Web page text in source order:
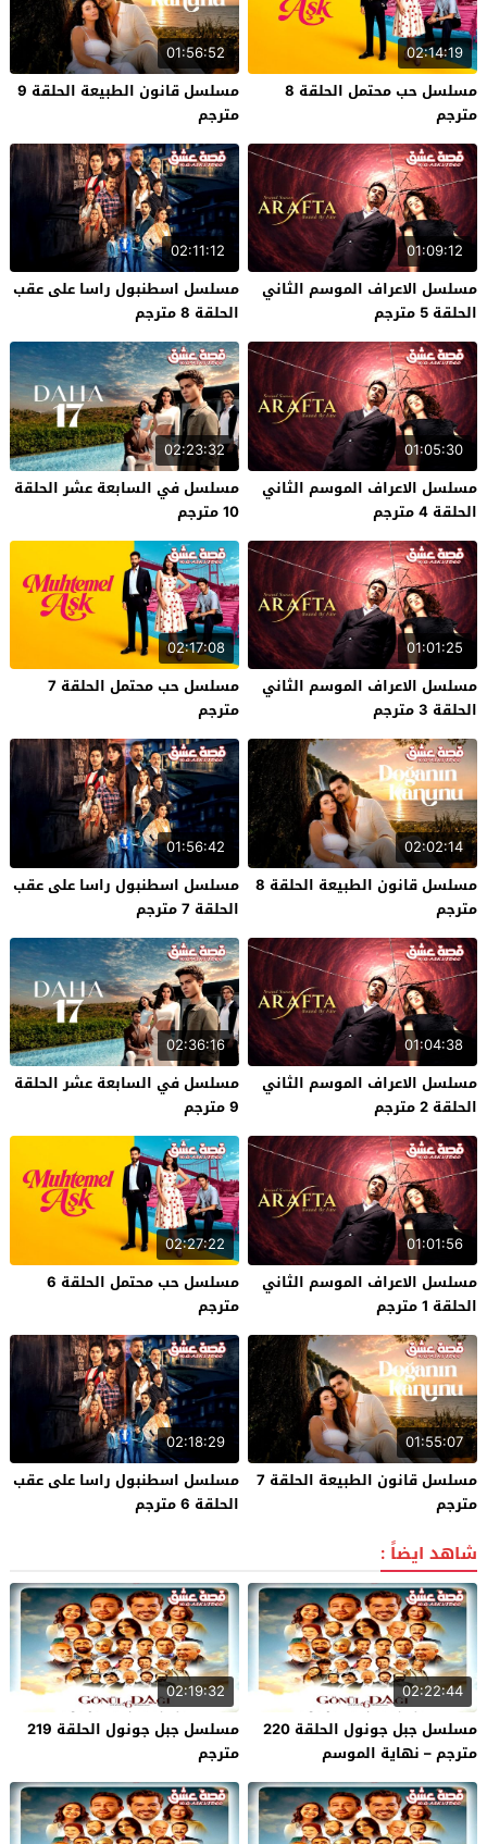
02:14:19
مسلسل حب محتمل الحلقة 8
مترجم
01:56:52
مسلسل قانون الطبيعة الحلقة 9
مترجم
01:09:12
مسلسل الاعراف الموسم الثاني
الحلقة 5 مترجم
02:11:12
مسلسل اسطنبول راسا على عقب
الحلقة 8 مترجم
01:05:30
مسلسل الاعراف الموسم الثاني
الحلقة 4 مترجم
02:23:32
مسلسل في السابعة عشر الحلقة
10 مترجم
01:01:25
مسلسل الاعراف الموسم الثاني
الحلقة 3 مترجم
02:17:08
مسلسل حب محتمل الحلقة 7
مترجم
02:02:14
مسلسل قانون الطبيعة الحلقة 8
مترجم
01:56:42
مسلسل اسطنبول راسا على عقب
الحلقة 7 مترجم
01:04:38
مسلسل الاعراف الموسم الثاني
الحلقة 2 مترجم
02:36:16
مسلسل في السابعة عشر الحلقة
9 مترجم
01:01:56
مسلسل الاعراف الموسم الثاني
الحلقة 1 مترجم
02:27:22
مسلسل حب محتمل الحلقة 6
مترجم
01:55:07
مسلسل قانون الطبيعة الحلقة 7
مترجم
02:18:29
مسلسل اسطنبول راسا على عقب
الحلقة 6 مترجم
شاهد ايضاً :
02:22:44
مسلسل جبل جونول الحلقة 220
مترجم – نهاية الموسم
02:19:32
مسلسل جبل جونول الحلقة 219
مترجم